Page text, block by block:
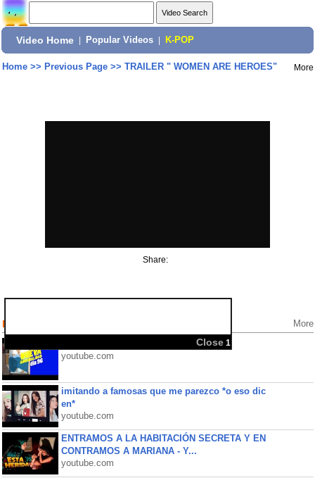
Video Home Popular Videos K-POP
Home>> Previous Page>> TRAILER " WOMEN ARE HEROES" More
Share:
Popular Videos More
youtube.com
imitando a famosas que me parezco *o eso dic
en*
youtube.com
ENTRAMOS A LA HABITACIÓN SECRETA Y EN
CONTRAMOS A MARIANA - Y...
youtube.com